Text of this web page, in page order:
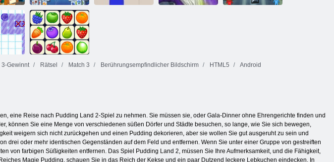
Mahjong
Fortuna
3-Gewinnt Rätsel Match 3 Berührungsempfindlicher Bildschirm HTML5 Android
eine Reise nach Pudding Land 2-Spiel zu nehmen. Sie müssen sie, oder Gala-Dinner ohne Ehrengerichte finden und
können Sie eine Menge von verschiedenen süßen Dörfer und Städte besuchen, so lange, wie Sie sich bewegen,
weigern sich nicht zurückgehen und einen Pudding dekorieren, aber sie wollen Sie gut ausgeruht zu sein und
drei oder mehr identischen Gegenständen auf dem Feld und entfernen. Wenn Sie unter einer Gruppe von gestreiften
von farbigen Süßigkeiten entfernen. Das Spiel Pudding Land 2, müssen Sie Ihre Aufmerksamkeit, und die Fähigkeit,
Magie Pudding, schauen Sie in das Reich der Kekse und ein paar Dutzend leckere Lebkuchen eindecken. In